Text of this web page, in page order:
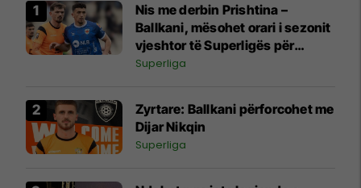
Nis me derbin Prishtina –
Ballkani, mësohet orari i sezonit
vjeshtor të Superligës për
edicionin 2026/27
Superliga
Zyrtare: Ballkani përforcohet me
Dijar Nikqin
Superliga